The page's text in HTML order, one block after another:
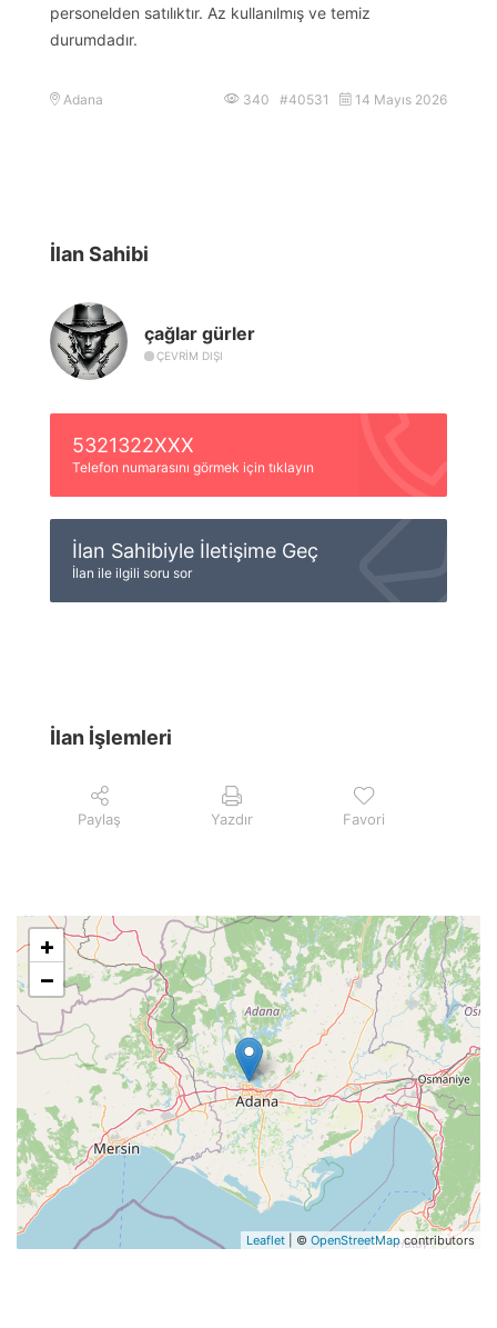
personelden satılıktır. Az kullanılmış ve temiz
durumdadır.
Adana 340 #40531 14 Mayıs 2026
İlan Sahibi
çağlar gürler
ÇEVRIM DIŞI
5321322XXX
Telefon numarasını görmek için tıklayın
İlan Sahibiyle İletişime Geç
İlan ile ilgili soru sor
İlan İşlemleri
Paylaş Yazdır Favori
+
−
Leaflet | © OpenStreetMapcontributors